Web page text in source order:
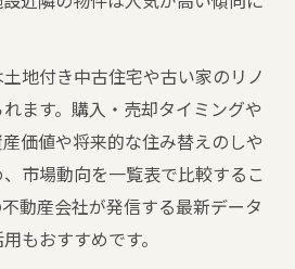
地付き中古住宅や古い家のリノ
ます。購入・売却タイミングや
価値や将来的な住み替えのしや
市場動向を一覧表で比較するこ
動産会社が発信する最新データ
もおすすめです。